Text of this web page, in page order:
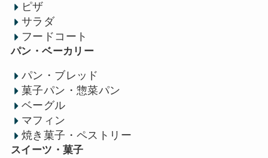
ピザ
サラダ
フードコート
パン・ベーカリー
パン・ブレッド
菓子パン・惣菜パン
ベーグル
マフィン
焼き菓子・ペストリー
スイーツ・菓子